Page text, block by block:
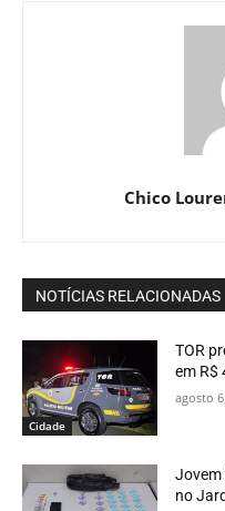
Chico
NOTÍCIAS RELACIONADAS
Cidade
TOR
em R$
agosto
Jovem
no